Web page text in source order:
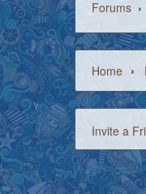
Forums ›
Home ›
Invite a